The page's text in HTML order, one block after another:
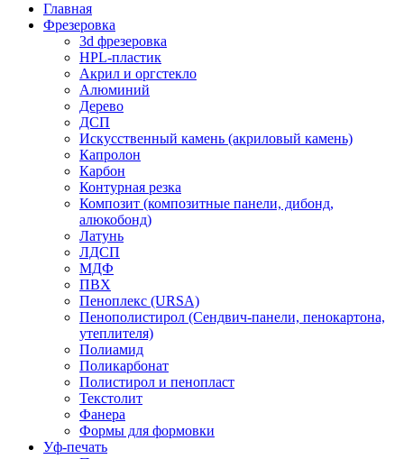
Главная
Фрезеровка
3d фрезеровка
HPL-пластик
Акрил и оргстекло
Алюминий
Дерево
ДСП
Искусственный камень (акриловый камень)
Капролон
Карбон
Контурная резка
Композит (композитные панели, дибонд,
алюкобонд)
Латунь
ЛДСП
МДФ
ПВХ
Пеноплекс (URSA)
Пенополистирол (Сендвич-панели, пенокартона,
утеплителя)
Полиамид
Поликарбонат
Полистирол и пенопласт
Текстолит
Фанера
Формы для формовки
Уф-печать